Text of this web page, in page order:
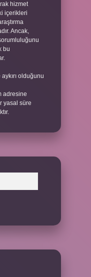
hizmet
içerikleri
Ancak,
bu
olduğunu
adresine
yasal süre